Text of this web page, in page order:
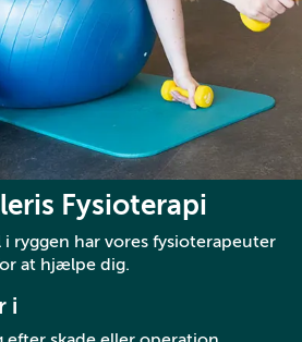
Fysioterapi
ryggen har vores fysioterapeuter
at hjælpe dig.
i